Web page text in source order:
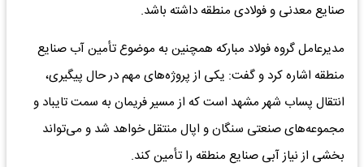
صنایع معدنی و فولادی منطقه داشته باشد.
مدیرعامل گروه فولاد مبارکه همچنین به موضوع تأمین آب صنایع
منطقه اشاره کرد و گفت: یکی از پروژه‌های مهم در حال پیگیری،
انتقال پساب شهر مشهد است که از مسیر فریمان به سمت تایباد و
مجموعه‌های صنعتی سنگان و اپال منتقل خواهد شد و می‌تواند
بخشی از نیاز آبی صنایع منطقه را تأمین کند.